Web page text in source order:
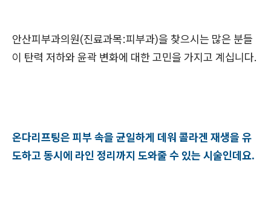
안산피부과의원(진료과목:피부과)을 찾으시는 많은 분들
이 탄력 저하와 윤곽 변화에 대한 고민을 가지고 계십니다.
온다리프팅은 피부 속을 균일하게 데워 콜라겐 재생을 유
도하고 동시에 라인 정리까지 도와줄 수 있는 시술인데요.